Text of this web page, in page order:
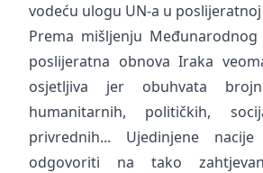
vodeću ulogu UN-a u
Prema mišljenju Međunarodnog
poslijeratna obnova Iraka
osjetljiva jer obuhvata
humanitarnih, političkih,
privrednih... Ujedinjene
odgovoriti na tako